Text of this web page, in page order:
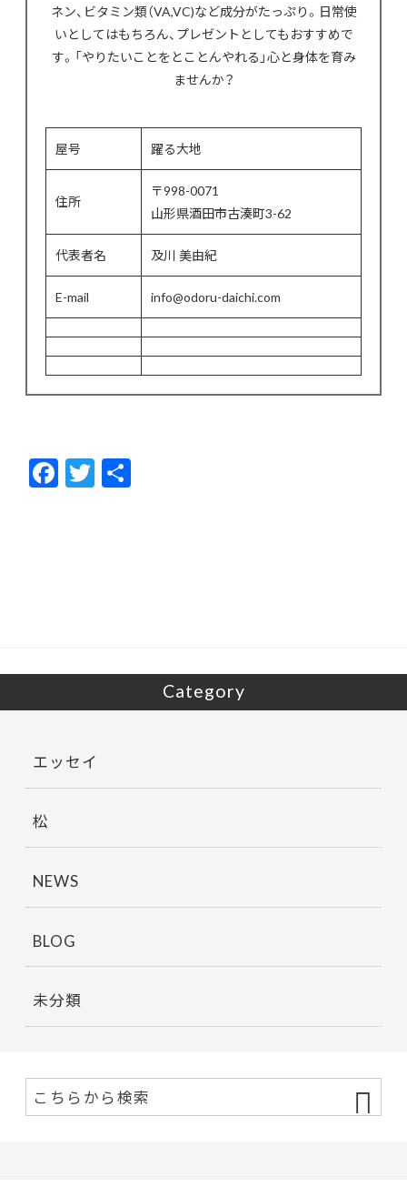
ネン、ビタミン類（VA,VC)など成分がたっぷり。日常使
いとしてはもちろん、プレゼントとしてもおすすめで
す。「やりたいことをとことんやれる」心と身体を育み
ませんか？
屋号 躍る大地
住所
〒998-0071
山形県酒田市古湊町3-62
代表者名 及川 美由紀
E-mail info@odoru-daichi.com
F
ac
T
w
Category
エッセイ
松
NEWS
BLOG
未分類